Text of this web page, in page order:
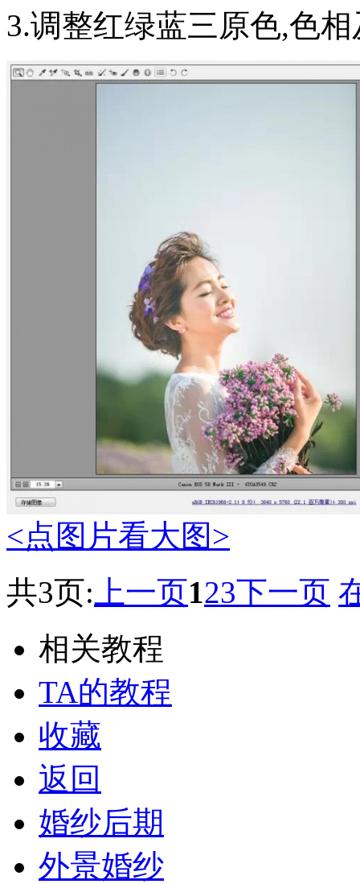
3.调整红绿蓝三原色,色
<点图片看大图>
共3页: 上一页123下一页
相关教程
TA的教程
收藏
返回
婚纱后期
外景婚纱